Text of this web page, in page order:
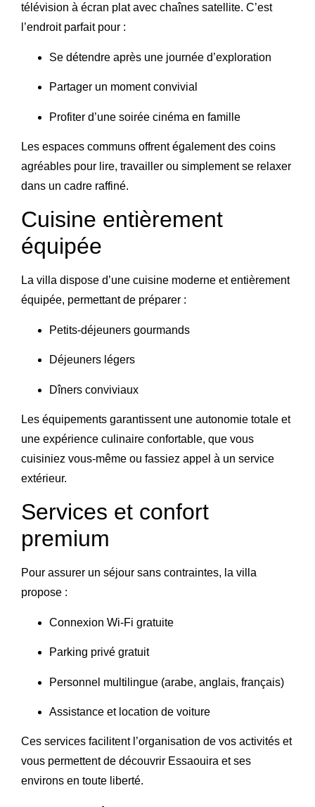
télévision à écran plat avec chaînes satellite. C’est
l’endroit parfait pour :
Se détendre après une journée d’exploration
Partager un moment convivial
Profiter d’une soirée cinéma en famille
Les espaces communs offrent également des coins
agréables pour lire, travailler ou simplement se relaxer
dans un cadre raffiné.
Cuisine entièrement
équipée
La villa dispose d’une cuisine moderne et entièrement
équipée, permettant de préparer :
Petits-déjeuners gourmands
Déjeuners légers
Dîners conviviaux
Les équipements garantissent une autonomie totale et
une expérience culinaire confortable, que vous
cuisiniez vous-même ou fassiez appel à un service
extérieur.
Services et confort
premium
Pour assurer un séjour sans contraintes, la villa
propose :
Connexion Wi-Fi gratuite
Parking privé gratuit
Personnel multilingue (arabe, anglais, français)
Assistance et location de voiture
Ces services facilitent l’organisation de vos activités et
vous permettent de découvrir Essaouira et ses
environs en toute liberté.